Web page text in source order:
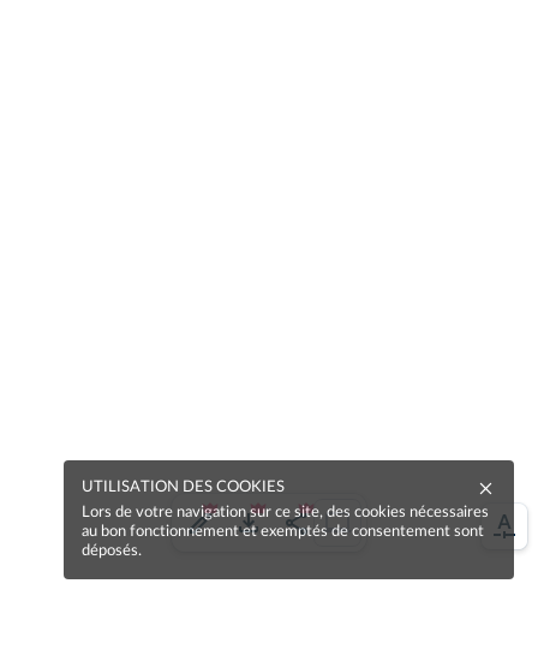
UTILISATION DES COOKIES
Lors de votre navigation sur ce site, des cookies nécessaires
au bon fonctionnement et exemptés de consentement sont
déposés.